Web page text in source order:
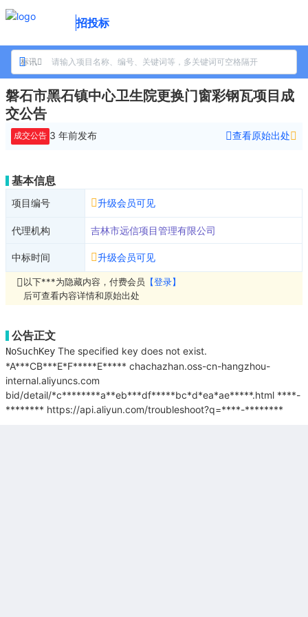
招投标
标讯
磐石市黑石镇中心卫生院更换门窗彩钢瓦项目成
交公告
成交公告 3 年前发布 查看原始出处
基本信息
项目编号 升级会员可见
代理机构 吉林市远信项目管理有限公司
中标时间 升级会员可见
以下***为隐藏内容，付费会员 【登录】
后可查看内容详情和原始出处
公告正文
NoSuchKey The specified key does not exist.
*A***CB***E*F*****E***** chachazhan.oss-cn-hangzhou-
internal.aliyuncs.com
bid/detail/*c********a**eb***df*****bc*d*ea*ae*****.html ****-
******** https://api.aliyun.com/troubleshoot?q=****-********